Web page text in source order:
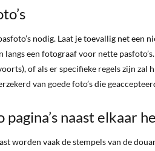
nodig. Laat je toevallig net een
langs een fotograaf voor nette
of als er specifieke regels zijn zal
van goede foto’s die
naast elkaar
worden vaak de stempels van de